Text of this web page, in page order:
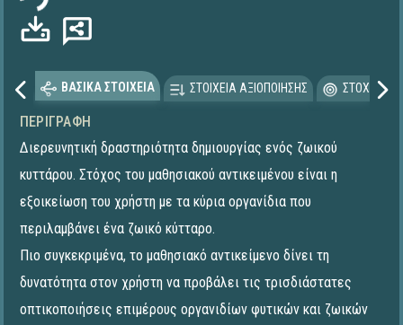
ΒΑΣΙΚΑ ΣΤΟΙΧΕΙΑ ΣΤΟΙΧΕΙΑ ΑΞΙΟΠΟΙΗΣΗΣ
ΠΕΡΙΓΡΑΦΉ
Διερευνητική δραστηριότητα δημιουργίας ενός ζωικού
κυττάρου. Στόχος του μαθησιακού αντικειμένου είναι η
εξοικείωση του χρήστη με τα κύρια οργανίδια που
περιλαμβάνει ένα ζωικό κύτταρο.
Πιο συγκεκριμένα, το μαθησιακό αντικείμενο δίνει τη
δυνατότητα στον χρήστη να προβάλει τις τρισδιάστατες
οπτικοποιήσεις επιμέρους οργανιδίων φυτικών και ζωικών